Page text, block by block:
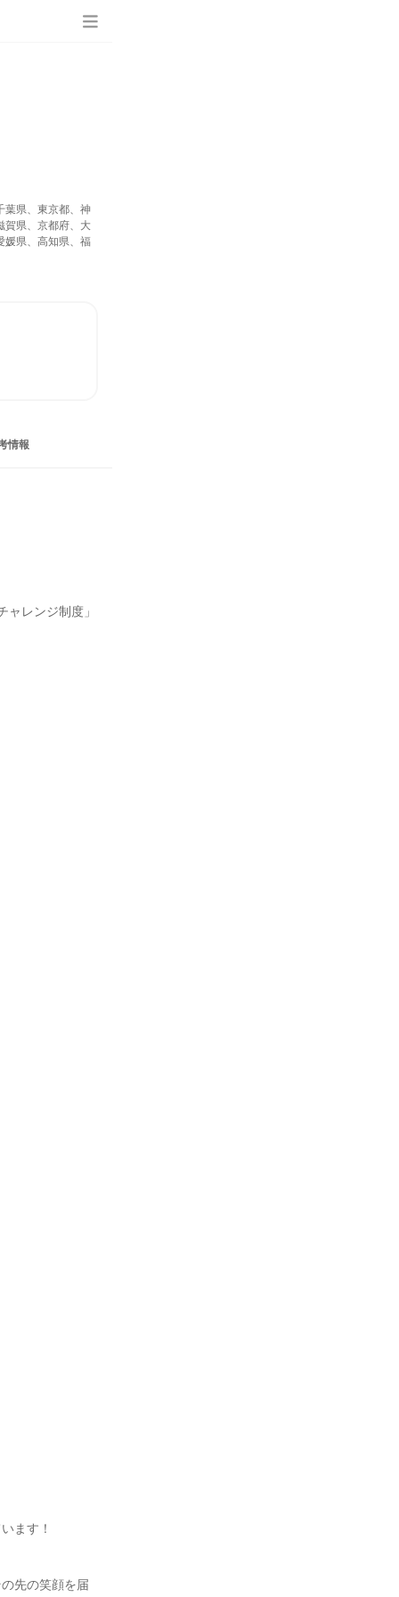
葉県、東京都、神
賀県、京都府、大
媛県、高知県、福
情報
レンジ制度」
ます！
先の笑顔を届